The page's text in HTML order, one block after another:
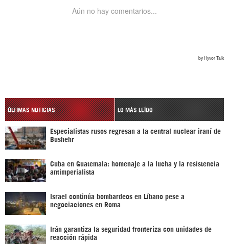
ÚLTIMAS NOTICIAS LO MÁS LEÍDO
Especialistas rusos regresan a la central nuclear iraní de
Bushehr
Cuba en Guatemala: homenaje a la lucha y la resistencia
antimperialista
Israel continúa bombardeos en Líbano pese a
negociaciones en Roma
Irán garantiza la seguridad fronteriza con unidades de
reacción rápida